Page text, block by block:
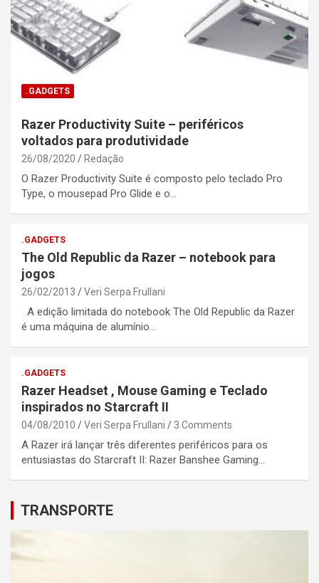
.GADGETS
Razer Productivity Suite – periféricos
voltados para produtividade
26/08/2020 Redação
O Razer Productivity Suite é composto pelo teclado Pro
Type, o mousepad Pro Glide e o…
.GADGETS
The Old Republic da Razer – notebook para
jogos
26/02/2013 Veri Serpa Frullani
A edição limitada do notebook The Old Republic da Razer
é uma máquina de alumínio…
.GADGETS
Razer Headset , Mouse Gaming e Teclado
inspirados no Starcraft II
04/08/2010 Veri Serpa Frullani 3 Comments
A Razer irá lançar três diferentes periféricos para os
entusiastas do Starcraft II: Razer Banshee Gaming…
TRANSPORTE